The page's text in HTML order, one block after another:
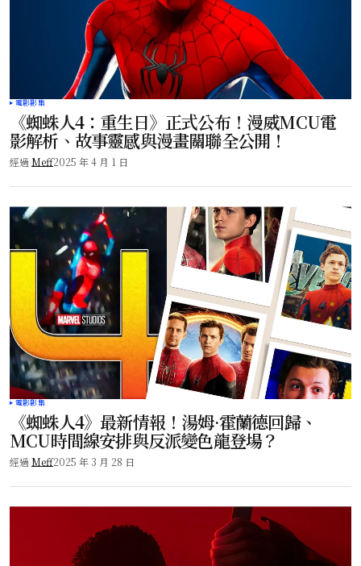
電影影集
《蜘蛛人4：重生日》正式公布！漫威MCU電
影解析、故事靈感與漫畫關聯全公開！
經過 Meff2025 年 4 月 1 日
電影影集
《蜘蛛人4》最新情報！湯姆·霍蘭德回歸、
MCU時間線安排與反派變色龍登場？
經過 Meff2025 年 3 月 28 日